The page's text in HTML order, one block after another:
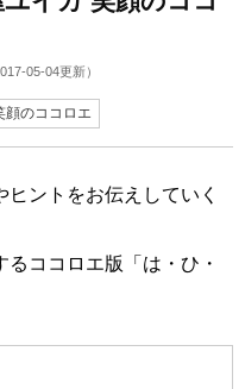
05-04更新）
顔のココロエ
ントをお伝えしていく
ココロエ版「は・ひ・